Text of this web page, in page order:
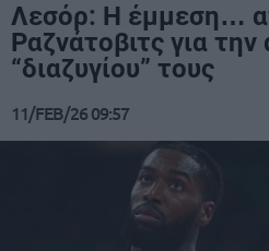
Λεσόρ: Η έμμεση…
Ραζνάτοβιτς για την
“διαζυγίου” τους
11/FEB/26 09:57